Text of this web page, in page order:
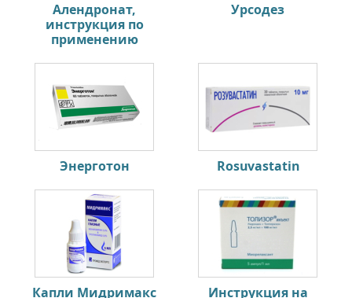
Алендронат,
инструкция по
применению
Урсодез
Энерготон Rosuvastatin
Капли Мидримакс
Инструкция на